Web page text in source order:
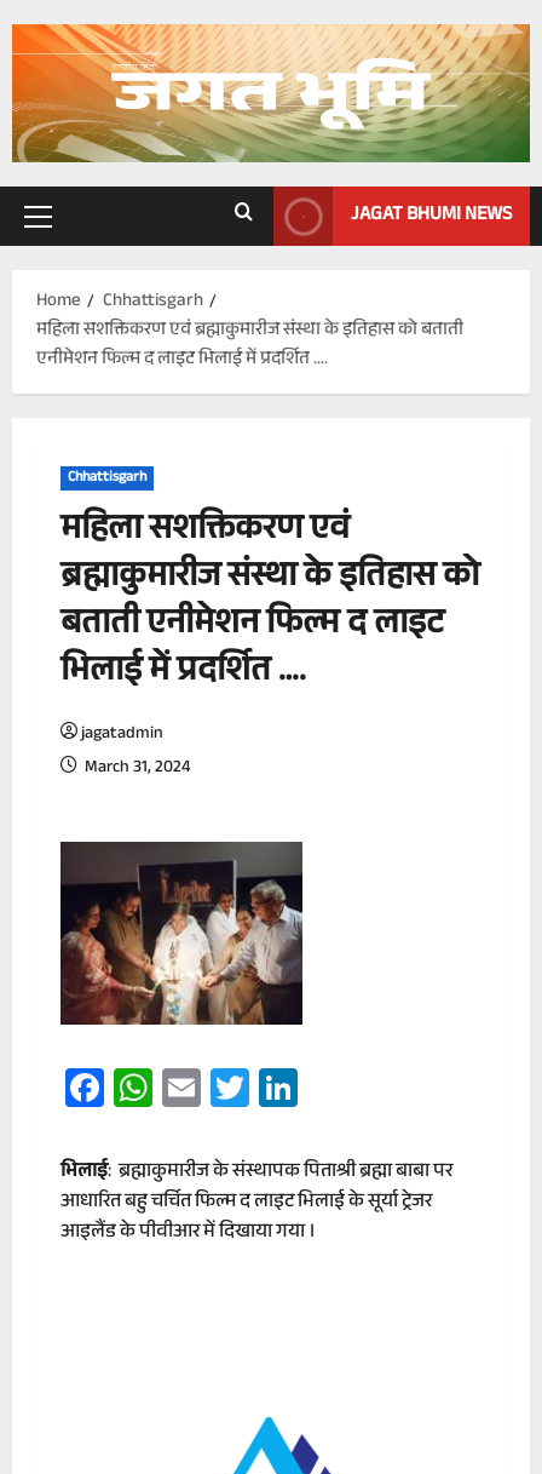
Primary
JAGAT BHUMI NEWS
Home
Chhattisgarh
महिला सशक्तिकरण एवं ब्रह्माकुमारीज संस्था के इतिहास को बताती
एनीमेशन फिल्म द लाइट भिलाई में प्रदर्शित ….
Chhattisgarh
महिला सशक्तिकरण एवं
ब्रह्माकुमारीज संस्था के इतिहास को
बताती एनीमेशन फिल्म द लाइट
भिलाई में प्रदर्शित ….
jagatadmin
March 31, 2024
Facebook
WhatsApp
EmailTwitter
भिलाई: ब्रह्माकुमारीज के संस्थापक पिताश्री ब्रह्मा बाबा पर
आधारित बहु चर्चित फिल्म द लाइट भिलाई के सूर्या ट्रेजर
आइलैंड के पीवीआर में दिखाया गया ।